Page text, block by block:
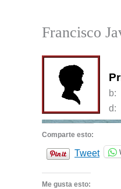
Francisco
b:
d:
Comparte esto:
Tweet
Me gusta esto: